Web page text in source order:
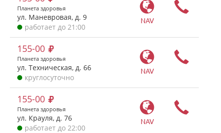
NAV
Планета здоровья
ул. Маневровая, д. 9
работает до 21:00
NAV
155-00
Планета здоровья
ул. Техническая, д. 66
круглосуточно
NAV
155-00
Планета здоровья
ул. Крауля, д. 76
работает до 22:00